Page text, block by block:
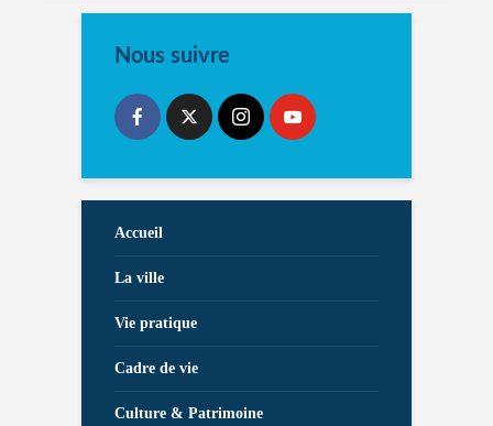
Nous suivre
Accueil
La ville
Vie pratique
Cadre de vie
Culture & Patrimoine